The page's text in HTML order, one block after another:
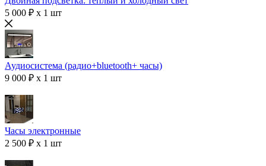
5 000 ₽ x 1 шт
Аудиосистема (радио+bluetooth+ часы)
9 000 ₽ x 1 шт
Часы электронные
2 500 ₽ x 1 шт